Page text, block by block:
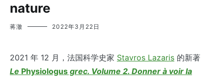
nature
蒋澈 2022年3月22日
2021 年 12 月，法国科学史家 Stavros Lazaris 的新著
Le Physiologus grec. Volume 2. Donner à voir la